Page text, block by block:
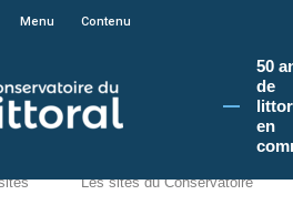
sur le site du Conservatoire du littoral, vous
Menu Contenu
50
de
en
Les sites du Conservatoire